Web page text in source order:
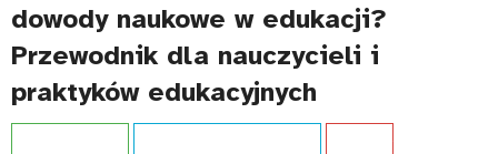
dowody naukowe w edukacji?
Przewodnik dla nauczycieli i
praktyków edukacyjnych